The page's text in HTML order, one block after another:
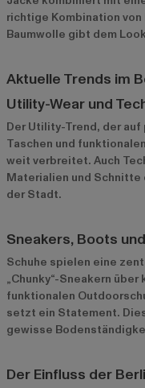
richtige Kombination
Baumwolle gibt dem
Aktuelle Trends im
Utility-Wear und
Der Utility-Trend, der
Taschen und
weit verbreitet. Auch
Materialien und
der Stadt.
Sneakers, Boots
Schuhe spielen eine
„Chunky“-Sneakern
funktionalen
setzt ein Statement.
gewisse
Der Einfluss der